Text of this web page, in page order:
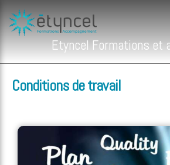
Etyncel Formations et
Conditions de travail